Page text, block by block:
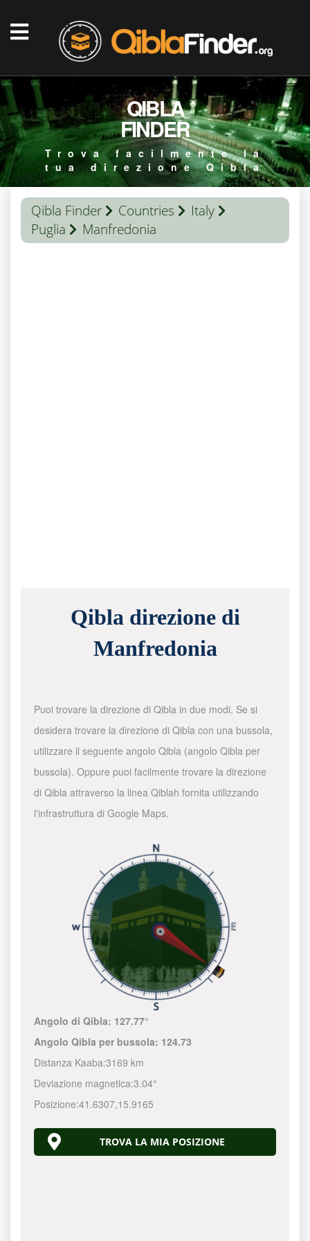
QIBLA
FINDER
Trova facilmente la
tua direzione Qibla
Qibla Finder Countries
Italy
Puglia
Manfredonia
Qibla direzione di
Manfredonia
Puoi trovare la direzione di Qibla in due modi. Se si
desidera trovare la direzione di Qibla con una bussola,
utilizzare il seguente angolo Qibla (angolo Qibla per
bussola). Oppure puoi facilmente trovare la direzione
di Qibla attraverso la linea Qiblah fornita utilizzando
l'infrastruttura di Google Maps.
Angolo di Qibla: 127.77°
Angolo Qibla per bussola: 124.73
Distanza Kaaba:3169 km
Deviazione magnetica:3.04°
Posizione:41.6307,15.9165
TROVA LA MIA POSIZIONE